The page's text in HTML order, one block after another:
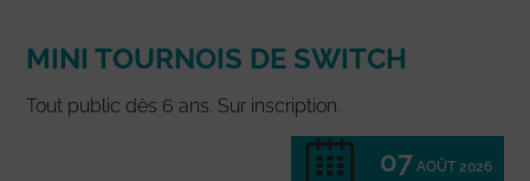
MINI TOURNOIS DE SWITCH
Tout public dès 6 ans. Sur inscription.
07 AOÛT 2026